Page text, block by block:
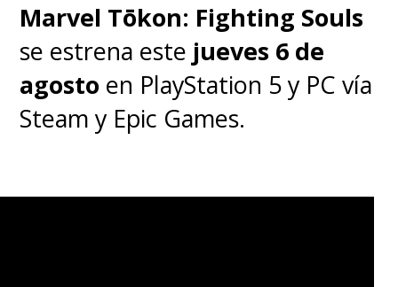
Marvel Tōkon: Fighting Souls
se estrena este jueves 6 de
agosto en PlayStation 5 y PC vía
Steam y Epic Games.